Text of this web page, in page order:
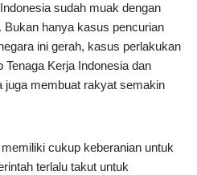
sudah muak dengan
hanya kasus pencurian
ini gerah, kasus perlakukan
Kerja Indonesia dan
juga membuat rakyat semakin
cukup keberanian untuk
terlalu takut untuk